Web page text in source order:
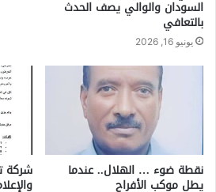
السودان والوالي يصف الحدث
بالتعافي
يونيو 16, 2026
نقطة ضوء … الهلال.. عندما
يطل موكب الأفراح
شركة